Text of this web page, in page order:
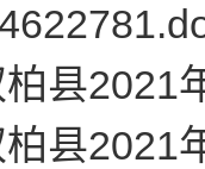
柏县2021
柏县2021